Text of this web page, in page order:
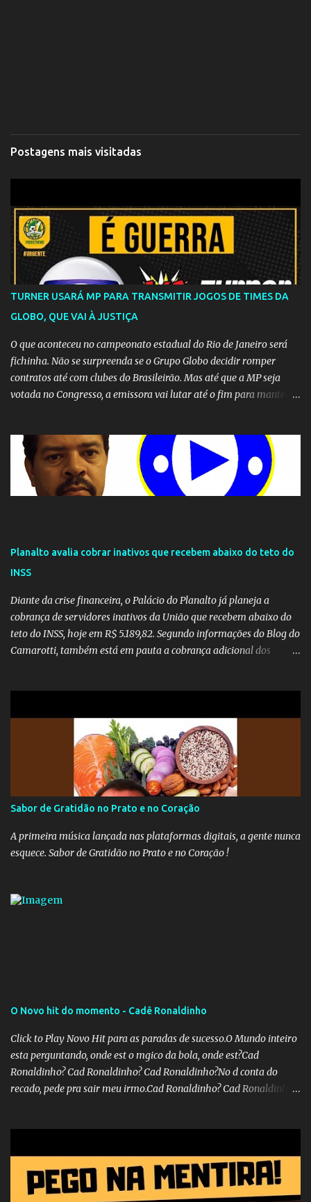
Postagens mais visitadas
TURNER USARÁ MP PARA TRANSMITIR JOGOS DE TIMES DA
GLOBO, QUE VAI À JUSTIÇA
O que aconteceu no campeonato estadual do Rio de Janeiro será
fichinha. Não se surpreenda se o Grupo Globo decidir romper
contratos até com clubes do Brasileirão. Mas até que a MP seja
votada no Congresso, a emissora vai lutar até o fim para manter o
Planalto avalia cobrar inativos que recebem abaixo do teto do
INSS
Diante da crise financeira, o Palácio do Planalto já planeja a
cobrança de servidores inativos da União que recebem abaixo do
teto do INSS, hoje em R$ 5.189,82. Segundo informações do Blog do
Camarotti, também está em pauta a cobrança adicional dos
a publicação, a reforma da Previdência Social também está sendo
analisada pelos governadores, que querem subir a taxa de
recolhimento. Nesse caso, seriam atingidos os inativos da União e
dos estados. Atualmente, o teto do INSS é de R$ 5.189,82
Sabor de Gratidão no Prato e no Coração
A primeira música lançada nas plataformas digitais, a gente nunca
esquece. Sabor de Gratidão no Prato e no Coração !
O Novo hit do momento - Cadê Ronaldinho
Click to Play Novo Hit para as paradas de sucesso.O Mundo inteiro
esta perguntando, onde est o mgico da bola, onde est?Cad
Ronaldinho? Cad Ronaldinho? Cad Ronaldinho?No d conta do
recado, pede pra sair meu irmo.Cad Ronaldinho? Cad Ronaldinho?